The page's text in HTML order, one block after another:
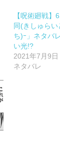
【呪術廻戦】
同(きしゅらい
ち)ｰ」ネタバ
い光!?
2021年7月9日
ネタバレ